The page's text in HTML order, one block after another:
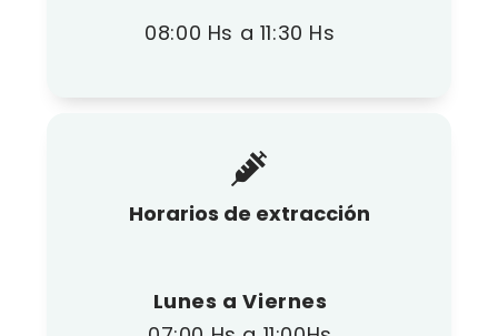
08:00 Hs a 11:30 Hs
Horarios de extracción
Lunes a Viernes